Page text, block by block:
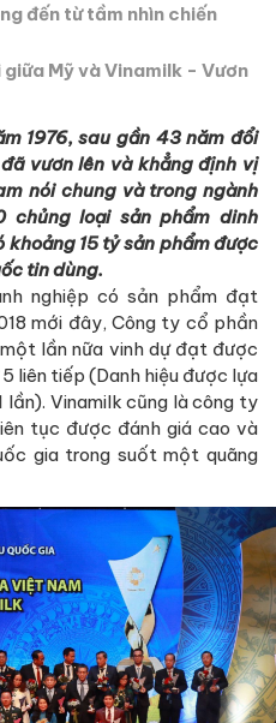
đến từ tầm nhìn chiến
Mỹ và Vinamilk - Vươn
1976, sau gần 43 năm đổi
vươn lên và khẳng định vị
nói chung và trong ngành
chủng loại sản phẩm dinh
15 tỷ sản phẩm được
tin dùng.
nghiệp có sản phẩm đạt
mới đây, Công ty cổ phần
lần nữa vinh dự đạt được
liên tiếp (Danh hiệu được lựa
lần). Vinamilk cũng là công ty
tục được đánh giá cao và
gia trong suốt một quãng